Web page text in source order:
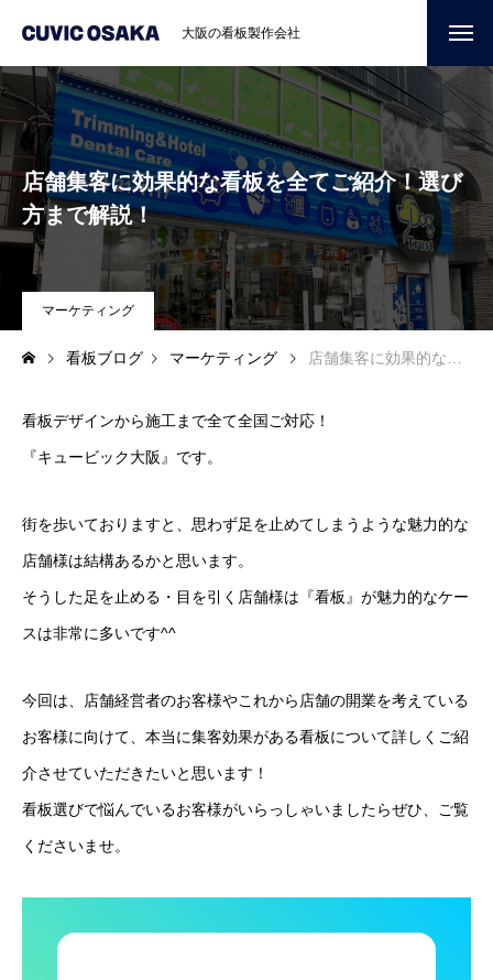
大阪の看板製作会社
店舗集客に効果的な看板を全てご紹介！選び
方まで解説！
マーケティング
看板ブログ マーケティング 店舗集客に効果的な看板を全てご紹介！選び方まで解説！
看板デザインから施工まで全て全国ご対応！
『キュービック大阪』です。
街を歩いておりますと、思わず足を止めてしまうような魅力的な
店舗様は結構あるかと思います。
そうした足を止める・目を引く店舗様は『看板』が魅力的なケー
スは非常に多いです^^
今回は、店舗経営者のお客様やこれから店舗の開業を考えている
お客様に向けて、本当に集客効果がある看板について詳しくご紹
介させていただきたいと思います！
看板選びで悩んでいるお客様がいらっしゃいましたらぜひ、ご覧
くださいませ。